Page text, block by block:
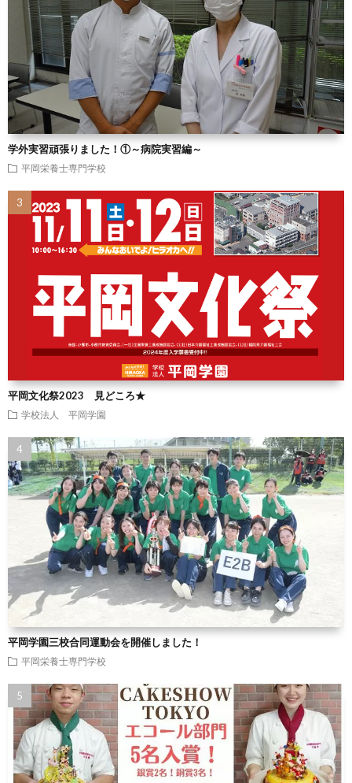
学外実習頑張りました！①～病院実習編～
平岡栄養士専門学校
平岡文化祭2023 見どころ★
学校法人 平岡学園
平岡学園三校合同運動会を開催しました！
平岡栄養士専門学校